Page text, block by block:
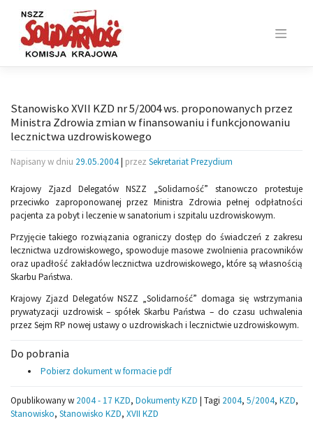
content
Stanowisko XVII KZD nr 5/2004 ws. proponowanych przez
Ministra Zdrowia zmian w finansowaniu i funkcjonowaniu
lecznictwa uzdrowiskowego
Napisany w dniu 29.05.2004| przez Sekretariat Prezydium
Krajowy Zjazd Delegatów NSZZ „Solidarność” stanowczo protestuje
przeciwko zaproponowanej przez Ministra Zdrowia pełnej odpłatności
pacjenta za pobyt i leczenie w sanatorium i szpitalu uzdrowiskowym.
Przyjęcie takiego rozwiązania ograniczy dostęp do świadczeń z zakresu
lecznictwa uzdrowiskowego, spowoduje masowe zwolnienia pracowników
oraz upadłość zakładów lecznictwa uzdrowiskowego, które są własnością
Skarbu Państwa.
Krajowy Zjazd Delegatów NSZZ „Solidarność” domaga się wstrzymania
prywatyzacji uzdrowisk – spółek Skarbu Państwa – do czasu uchwalenia
przez Sejm RP nowej ustawy o uzdrowiskach i lecznictwie uzdrowiskowym.
Do pobrania
Pobierz dokument w formacie pdf
Opublikowany w 2004 - 17 KZD, Dokumenty KZD | Tagi 2004, 5/2004, KZD,
Stanowisko, Stanowisko KZD, XVII KZD